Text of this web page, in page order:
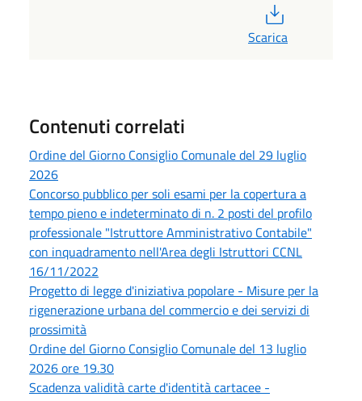
Scarica
Contenuti correlati
Ordine del Giorno Consiglio Comunale del 29 luglio
2026
Concorso pubblico per soli esami per la copertura a
tempo pieno e indeterminato di n. 2 posti del profilo
professionale "Istruttore Amministrativo Contabile"
con inquadramento nell'Area degli Istruttori CCNL
16/11/2022
Progetto di legge d'iniziativa popolare - Misure per la
rigenerazione urbana del commercio e dei servizi di
prossimità
Ordine del Giorno Consiglio Comunale del 13 luglio
2026 ore 19.30
Scadenza validità carte d'identità cartacee -